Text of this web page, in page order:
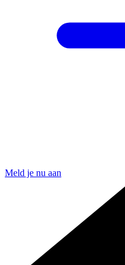
Meld je nu aan